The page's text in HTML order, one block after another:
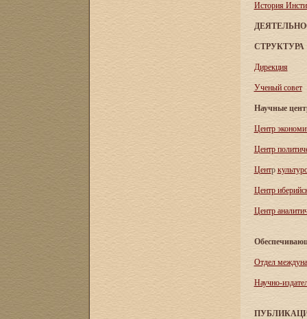
История
СТРУКТУРА
Дирекция
Ученый совет
Научные
Центр
Центр
Центр
Центр
Центр
Отдел
Научно-